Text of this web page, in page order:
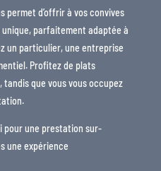
permet d’offrir à vos convives
parfaitement adaptée à
un particulier, une entreprise
Profitez de plats
tandis que vous vous occupez
pour une prestation sur-
une expérience